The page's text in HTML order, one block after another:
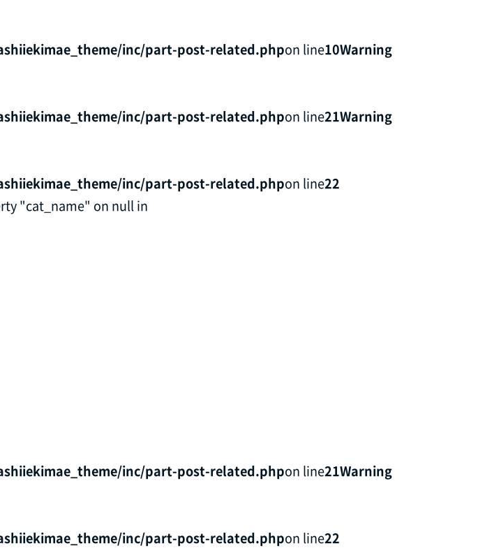
inc/part-post-related.phpon line10Warning
inc/part-post-related.phpon line21Warning
inc/part-post-related.phpon line22
"cat_name" on null in
inc/part-post-related.phpon line21Warning
inc/part-post-related.phpon line22